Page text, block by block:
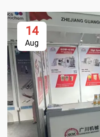
14
Aug